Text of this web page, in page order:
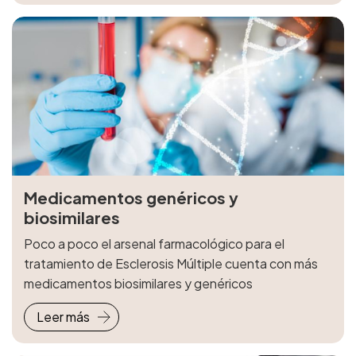
Medicamentos genéricos y
biosimilares
Poco a poco el arsenal farmacológico para el
tratamiento de Esclerosis Múltiple cuenta con más
medicamentos biosimilares y genéricos
Leer más